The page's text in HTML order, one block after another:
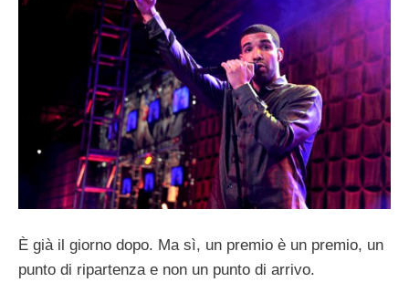
È già il giorno dopo. Ma sì, un premio è un premio, un
punto di ripartenza e non un punto di arrivo.